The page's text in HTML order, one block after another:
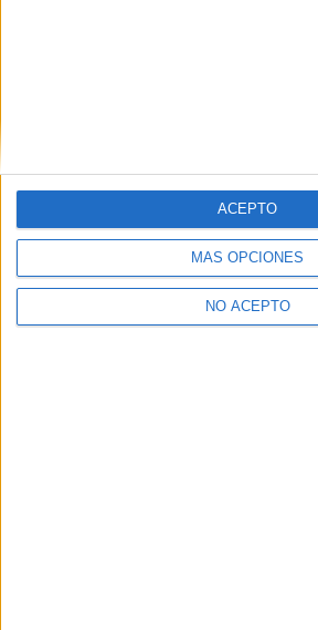
MÁS OPCIONES
NO ACEPTO
ACEPTO
Y como regalo de agradecimiento, por
gratis una copia de nuestro ebook con
primer año de universidad